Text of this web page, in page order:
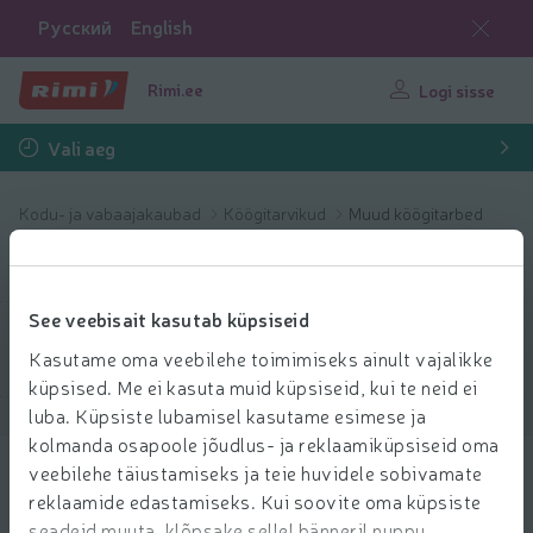
See veebisait kasutab küpsiseid
Kasutame oma veebilehe toimimiseks ainult vajalikke
küpsised. Me ei kasuta muid küpsiseid, kui te neid ei
luba. Küpsiste lubamisel kasutame esimese ja
kolmanda osapoole jõudlus- ja reklaamiküpsiseid oma
veebilehe täiustamiseks ja teie huvidele sobivamate
reklaamide edastamiseks. Kui soovite oma küpsiste
Русский English
Rimi.ee Logi sisse
Vali aeg
Kodu- ja vabaajakaubad Köögitarvikud Muud köögitarbed
Muud köögitarbed
Filtreeri tooteid
Näita tooteid 40
Puulabidas Banquet 29cm
99